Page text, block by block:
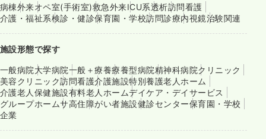
病棟外来オペ室(手術室)救急外来ICU系透析訪問看護
介護・福祉系検診・健診保育園・学校訪問診療内視鏡治験関連
施設形態で探す
一般病院大学病院一般＋療養療養型病院精神科病院クリニック
美容クリニック訪問看護介護施設特別養護老人ホーム
介護老人保健施設有料老人ホームデイケア・デイサービス
グループホームサ高住障がい者施設健診センター保育園・学校
企業